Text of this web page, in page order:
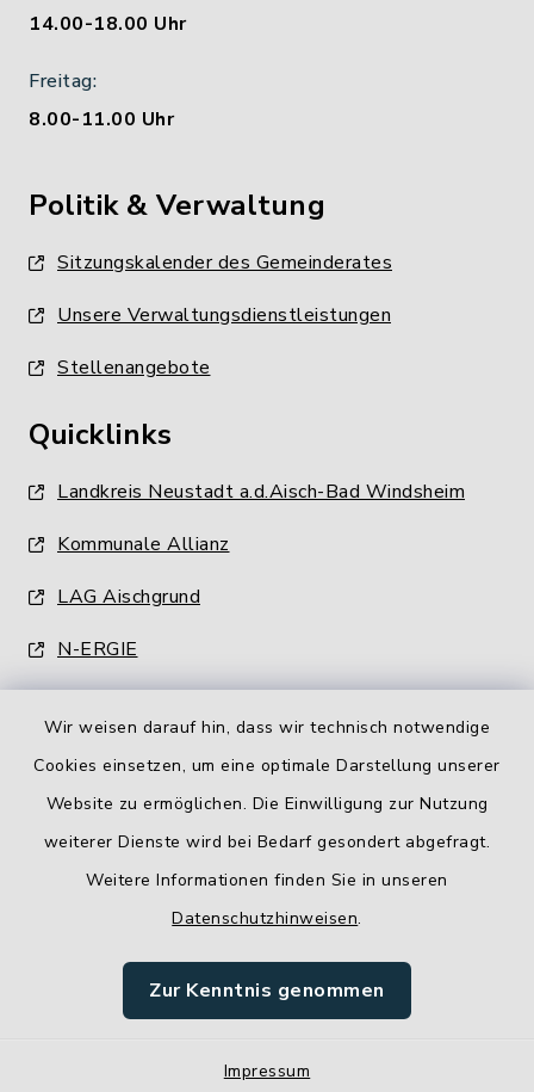
Wir weisen darauf hin, dass wir technisch notwendige
Cookies einsetzen, um eine optimale Darstellung unserer
Website zu ermöglichen. Die Einwilligung zur Nutzung
weiterer Dienste wird bei Bedarf gesondert abgefragt.
Weitere Informationen finden Sie in unseren
Datenschutzhinweisen.
Zur Kenntnis genommen
Impressum
14.00-18.00 Uhr
Freitag:
8.00-11.00 Uhr
Politik & Verwaltung
Sitzungskalender des Gemeinderates
Unsere Verwaltungsdienstleistungen
Stellenangebote
Quicklinks
Landkreis Neustadt a.d.Aisch-Bad Windsheim
Kommunale Allianz
LAG Aischgrund
N-ERGIE
Barrierefreiheit
Impressum
Sitemap